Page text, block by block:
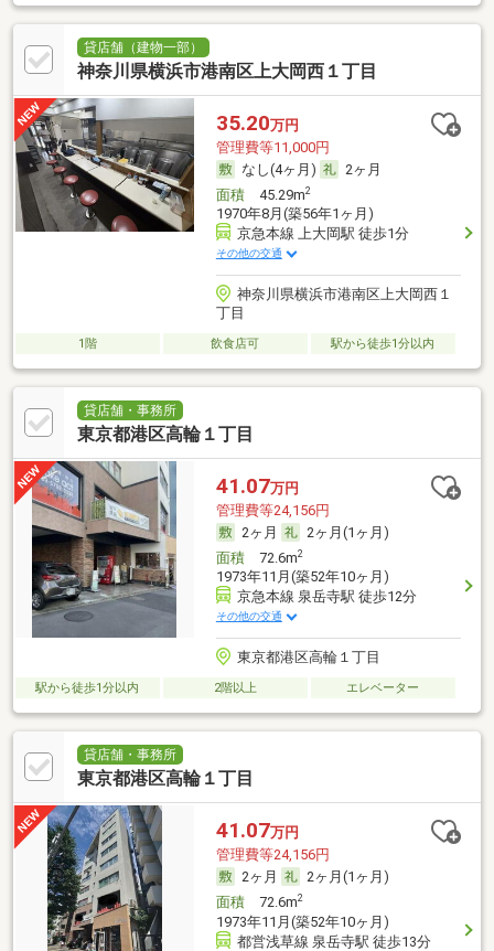
貸店舗（建物一部）
神奈川県横浜市港南区上大岡西１丁目
35.20万円
管理費等11,000円
なし(4ヶ月)
2ヶ月
面積45.29m2
1970年8月(築56年1ヶ月)
京急本線 上大岡駅 徒歩1分
その他の交通
神奈川県横浜市港南区上大岡西１
丁目
1階 飲食店可 駅から徒歩1分以内
貸店舗・事務所
東京都港区高輪１丁目
41.07万円
管理費等24,156円
2ヶ月
2ヶ月(1ヶ月)
面積72.6m2
1973年11月(築52年10ヶ月)
京急本線 泉岳寺駅 徒歩12分
その他の交通
東京都港区高輪１丁目
駅から徒歩1分以内 2階以上 エレベーター
貸店舗・事務所
東京都港区高輪１丁目
41.07万円
管理費等24,156円
2ヶ月
2ヶ月(1ヶ月)
面積72.6m2
1973年11月(築52年10ヶ月)
都営浅草線 泉岳寺駅 徒歩13分